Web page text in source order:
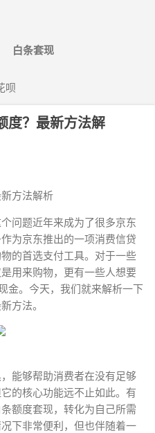
白条套现
度？最新方法解
方法解析
问题近年来成为了很多京东
为京东推出的一项消费信贷
的首选支付工具。对于一些
用来购物，更有一些人想要
金。今天，我们就来解析一下
方法。
能够帮助消费者在没有足够
的核心功能远不止如此。有
额度套现，转化为自己所需
下非常便利，但也伴随着一